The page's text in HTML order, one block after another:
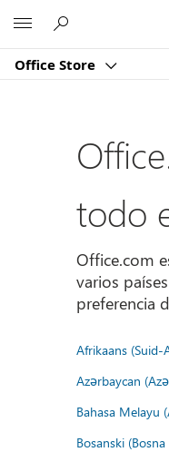
Office Store
todo
Office.com
varios
preferencia
Afrikaans (Suid-
Azərbaycan
Bahasa Melayu
Bosanski